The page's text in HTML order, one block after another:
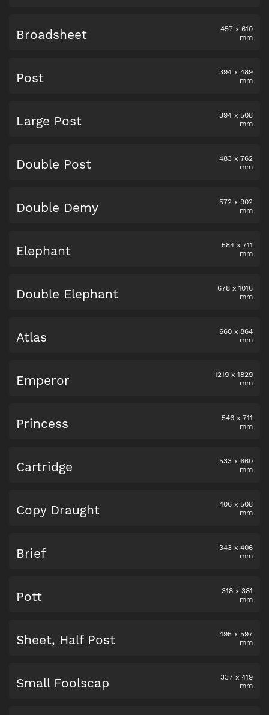
Broadsheet 457 x 610
mm
Post 394 x 489
mm
Large Post 394 x 508
mm
Double Post 483 x 762
mm
Double Demy 572 x 902
mm
Elephant 584 x 711
mm
Double Elephant 678 x 1016
mm
Atlas 660 x 864
mm
Emperor 1219 x 1829
mm
Princess 546 x 711
mm
Cartridge 533 x 660
mm
Copy Draught 406 x 508
mm
Brief 343 x 406
mm
Pott 318 x 381
mm
Sheet, Half Post 495 x 597
mm
Small Foolscap 337 x 419
mm